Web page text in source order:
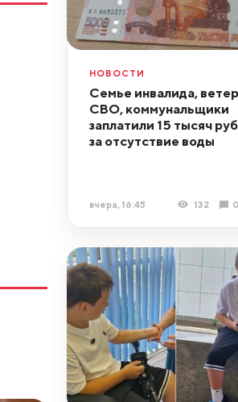
НОВОСТИ
Семье инвалида,
СВО, коммунальщики
заплатили 15 тысяч
за отсутствие воды
вчера, 16:45 132 0